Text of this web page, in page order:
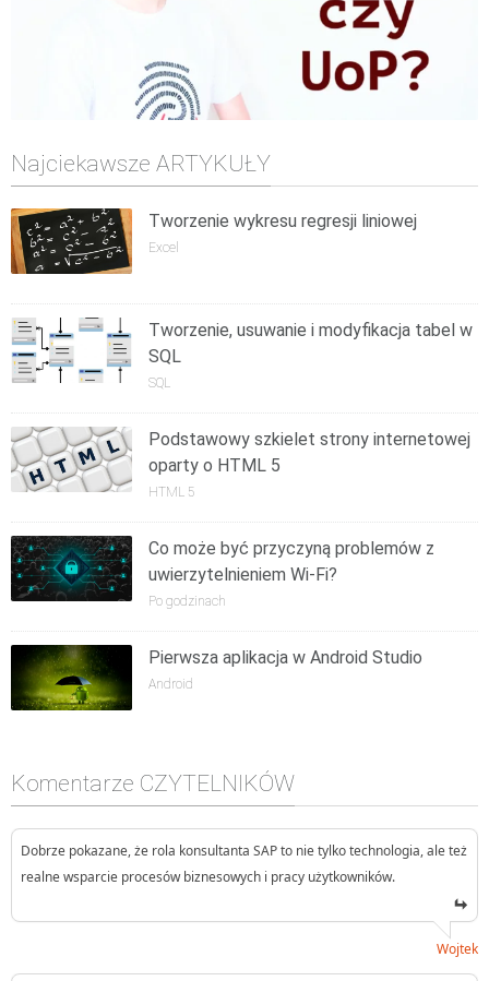
Najciekawsze ARTYKUŁY
Tworzenie wykresu regresji liniowej
Excel
Tworzenie, usuwanie i modyfikacja tabel w
SQL
SQL
Podstawowy szkielet strony internetowej
oparty o HTML 5
HTML 5
Co może być przyczyną problemów z
uwierzytelnieniem Wi-Fi?
Po godzinach
Pierwsza aplikacja w Android Studio
Android
Komentarze CZYTELNIKÓW
Dobrze pokazane, że rola konsultanta SAP to nie tylko technologia, ale też
realne wsparcie procesów biznesowych i pracy użytkowników.
Wojtek